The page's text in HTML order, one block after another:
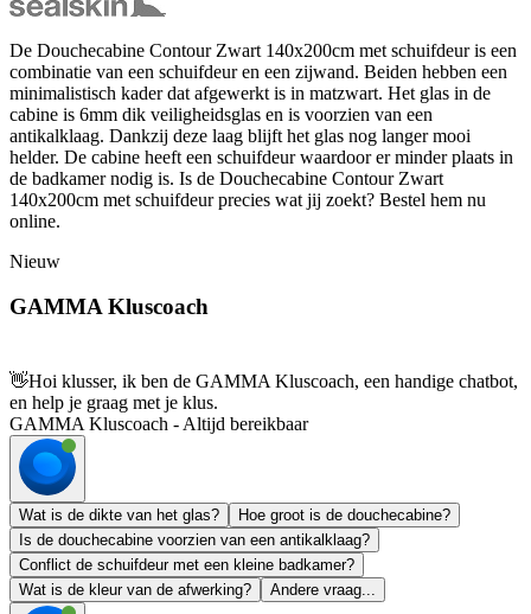
De Douchecabine Contour Zwart 140x200cm met schuifdeur is een
combinatie van een schuifdeur en een zijwand. Beiden hebben een
minimalistisch kader dat afgewerkt is in matzwart. Het glas in de
cabine is 6mm dik veiligheidsglas en is voorzien van een
antikalklaag. Dankzij deze laag blijft het glas nog langer mooi
helder. De cabine heeft een schuifdeur waardoor er minder plaats in
de badkamer nodig is. Is de Douchecabine Contour Zwart
140x200cm met schuifdeur precies wat jij zoekt? Bestel hem nu
online.
Nieuw
GAMMA Kluscoach
👋Hoi klusser, ik ben de GAMMA Kluscoach, een handige chatbot,
en help je graag met je klus.
GAMMA Kluscoach - Altijd bereikbaar
Wat is de dikte van het glas?
Hoe groot is de douchecabine?
Is de douchecabine voorzien van een antikalklaag?
Conflict de schuifdeur met een kleine badkamer?
Wat is de kleur van de afwerking?
Andere vraag...